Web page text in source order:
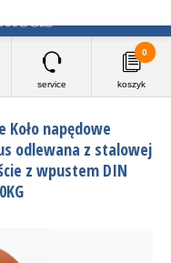
service koszyk
0
Koło napędowe
odlewana z stalowej
z wpustem DIN